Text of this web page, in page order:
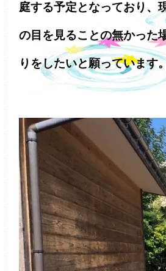
庭する予定となっており、
の目を見ることの無かった
りをしたいと願っています